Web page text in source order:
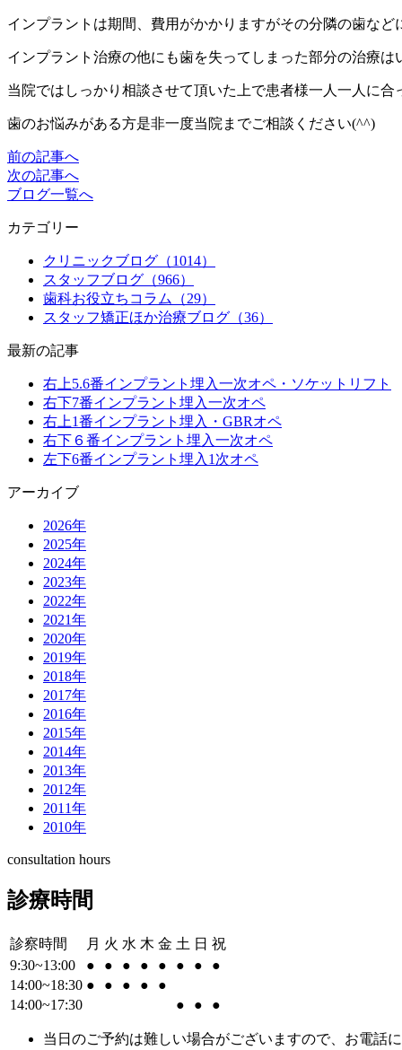
インプラントは期間、費用がかかりますがその分隣の歯など
インプラント治療の他にも歯を失ってしまった部分の治療は
当院ではしっかり相談させて頂いた上で患者様一人一人に合
歯のお悩みがある方是非一度当院までご相談ください(^^)
前の記事へ
次の記事へ
ブログ一覧へ
カテゴリー
クリニックブログ（1014）
スタッフブログ（966）
歯科お役立ちコラム（29）
スタッフ矯正ほか治療ブログ（36）
最新の記事
右上5.6番インプラント埋入一次オペ・ソケットリフト
右下7番インプラント埋入一次オペ
右上1番インプラント埋入・GBRオペ
右下６番インプラント埋入一次オペ
左下6番インプラント埋入1次オペ
アーカイブ
2026年
2025年
2024年
2023年
2022年
2021年
2020年
2019年
2018年
2017年
2016年
2015年
2014年
2013年
2012年
2011年
2010年
consultation hours
診療時間
診察時間 月 火 水 木 金 土 日 祝
9:30~13:00
● ● ● ● ● ● ●
●
14:00~18:30 ● ● ● ●
●
14:00~17:30
● ● ●
当日のご予約は難しい場合がございますので、お電話